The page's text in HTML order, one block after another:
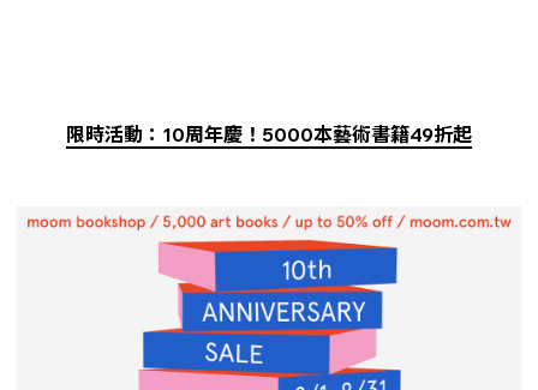
限時活動：10周年慶！5000本藝術書籍49折起